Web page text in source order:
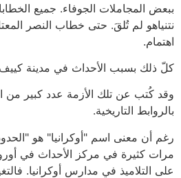
ببعض المجاملات الجوفاء. جميع
نتنياهو لم تُلقَ. حتى خطاب النصر
اهتمام.
كلّ ذلك بسبب الأحداث في مدينة
وقد كُتب عن تلك الأزمة عدد كبير من
بالروابط التاريخية.
رغم أن معنى اسم "أوكرانيا" هو
مرات كثيرة في مركز الأحداث في
على التلاميذ في مدارس أوكرانيا.